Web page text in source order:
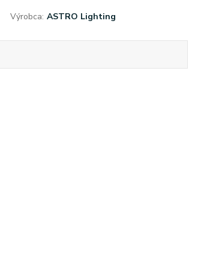
Výrobca: ASTRO Lighting